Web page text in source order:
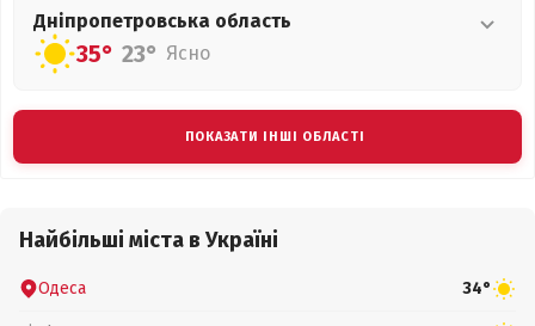
Дніпропетровська область
35° 23° Ясно
ПОКАЗАТИ ІНШІ ОБЛАСТІ
Найбільші міста в Україні
Одеса 34°